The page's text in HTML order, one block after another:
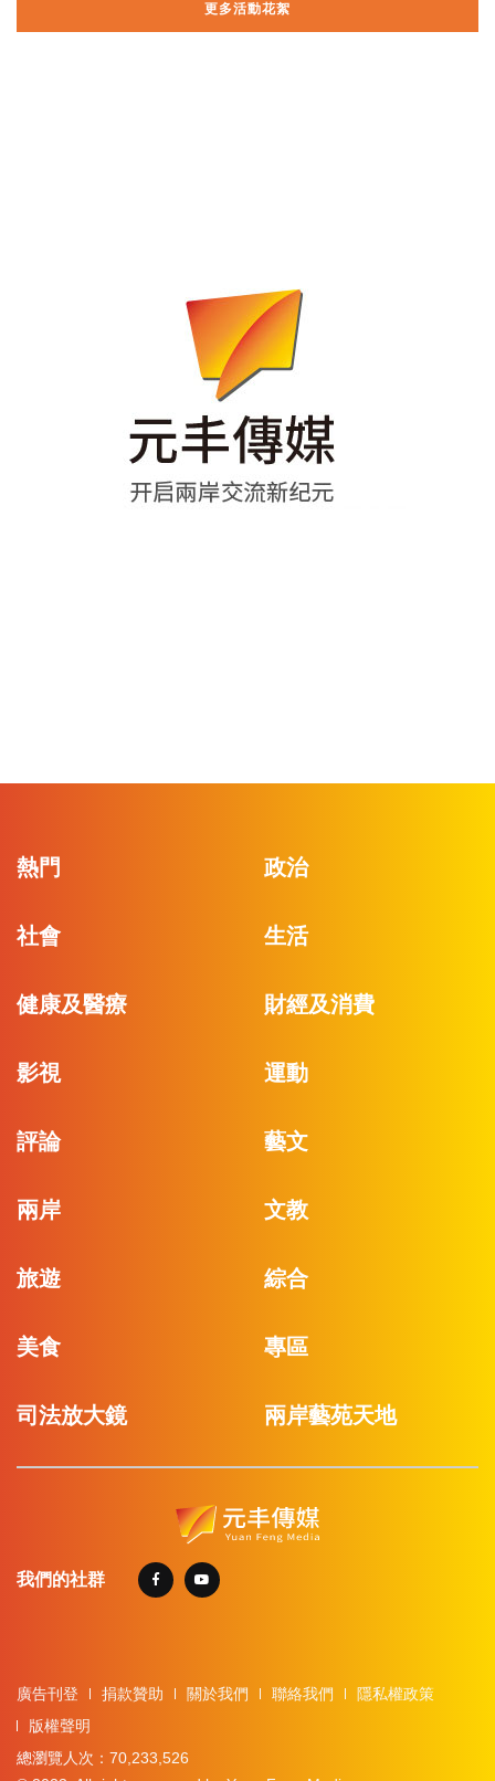
更多活動花絮
熱門 政治
社會 生活
健康及醫療 財經及消費
影視 運動
評論 藝文
兩岸 文教
旅遊 綜合
美食 專區
司法放大鏡 兩岸藝苑天地
我們的社群
廣告刊登 捐款贊助 關於我們 聯絡我們
隱私權政策
版權聲明
總瀏覽人次：70,233,526